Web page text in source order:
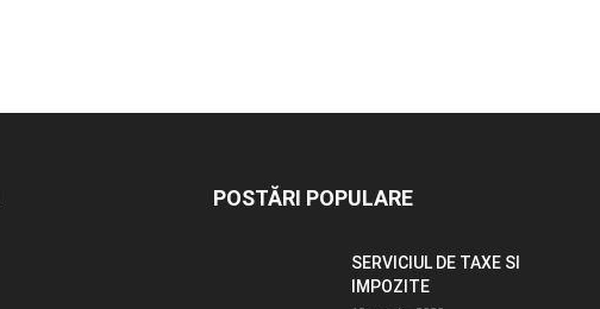
POSTĂRI POPULARE
SERVICIUL DE TAXE SI
IMPOZITE